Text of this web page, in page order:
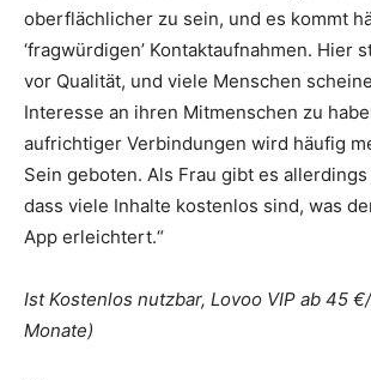
oberflächlicher zu sein, und es kommt
‘fragwürdigen’ Kontaktaufnahmen. Hier
vor Qualität, und viele Menschen
Interesse an ihren Mitmenschen zu
aufrichtiger Verbindungen wird häufig
Sein geboten. Als Frau gibt es
dass viele Inhalte kostenlos sind, was
App erleichtert.“
Ist Kostenlos nutzbar, Lovoo VIP ab 45
Monate)